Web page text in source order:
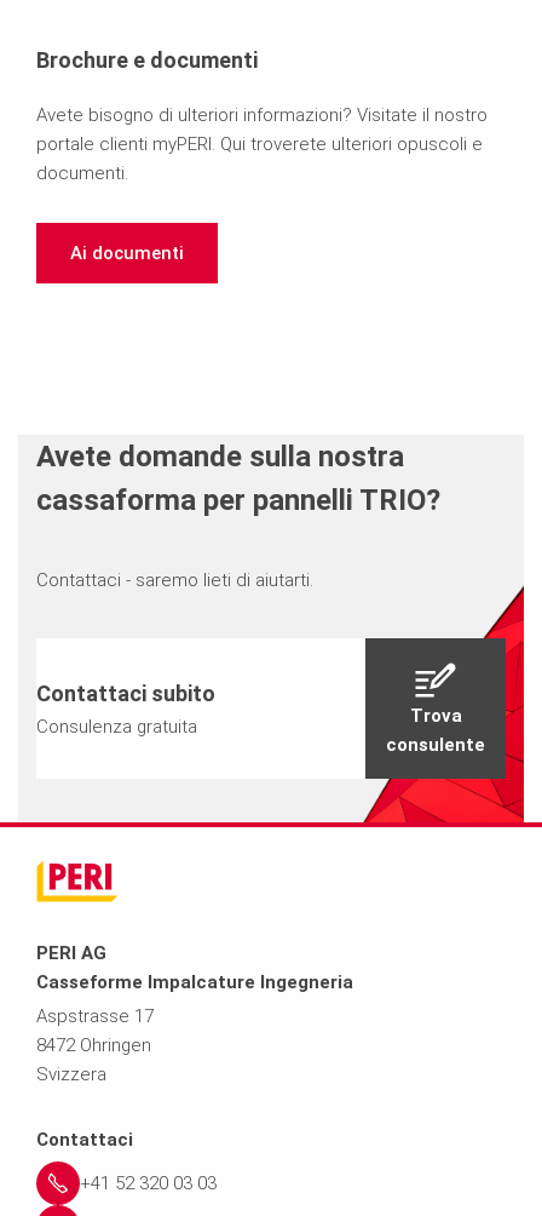
Brochure e documenti
Avete bisogno di ulteriori informazioni? Visitate il nostro
portale clienti myPERI. Qui troverete ulteriori opuscoli e
documenti.
Ai documenti
Avete domande sulla nostra
cassaforma per pannelli TRIO?
Contattaci - saremo lieti di aiutarti.
Contattaci subito
Consulenza gratuita
Trova
consulente
PERI AG
Casseforme Impalcature Ingegneria
Aspstrasse 17
8472 Ohringen
Svizzera
Contattaci
+41 52 320 03 03